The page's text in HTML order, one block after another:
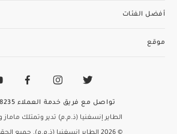
أفضل الفئات
موقع
الطاير إنسغنيا (ذ.م.م) تدير وتمتلك ماماز
تواصل مع فريق خدمة العملاء